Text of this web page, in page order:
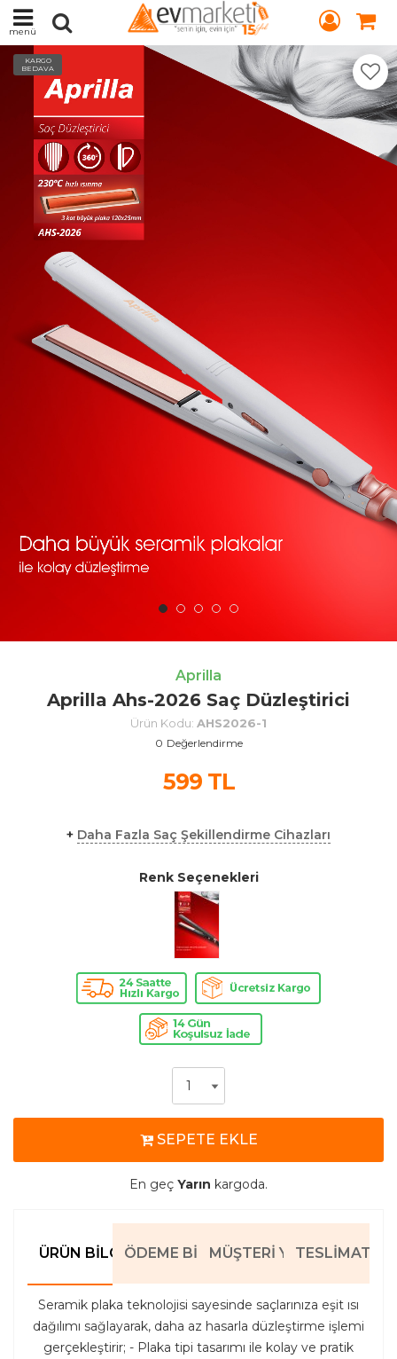
menü
KARGO
BEDAVA
Aprilla
Aprilla Ahs-2026 Saç Düzleştirici
Ürün Kodu: AHS2026-1
0 Değerlendirme
599TL
+ Daha Fazla Saç Şekillendirme Cihazları
Renk Seçenekleri
SEPETE EKLE
En geç Yarın kargoda.
ÜRÜN BILGILERIÖDEME BILGILERIMÜŞTERI YORUMLARI
TESLIMAT
Seramik plaka teknolojisi sayesinde saçlarınıza eşit ısı
dağılımı sağlayarak, daha az hasarla düzleştirme işlemi
gerçekleştirir; - Plaka tipi tasarımı ile kolay ve pratik